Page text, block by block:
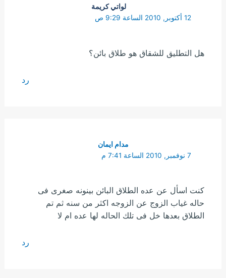
لواتي كريمة
12 أكتوبر, 2010 الساعة 9:29 ص
هل التطليق للشقاق هو طلاق بائن؟
رد
مدام ايمان
7 نوفمبر, 2010 الساعة 7:41 م
كنت اسأل عن عده الطلاق البائن بينونه صغرى فى
حاله غياب الزوج عن الزوجه اكثر من سنه ثم تم
الطلاق بعدها خل فى تلك الحاله لها عده ام لا
رد